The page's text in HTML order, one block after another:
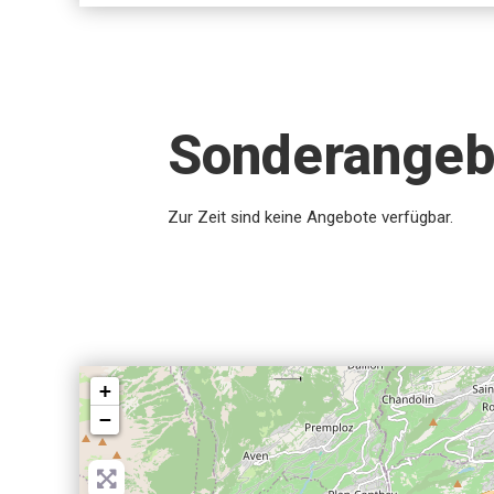
Zur Zeit sind keine Angebote verfügbar.
+
−